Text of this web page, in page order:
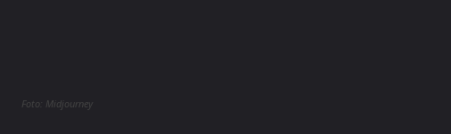
Foto: Midjourney